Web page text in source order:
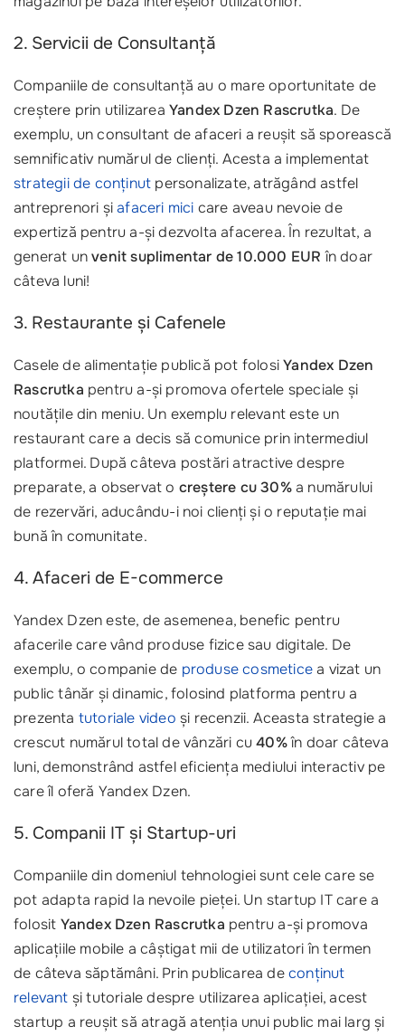
2. Servicii de Consultanță
Companiile de consultanță au o mare oportunitate de
creștere prin utilizarea Yandex Dzen Rascrutka. De
exemplu, un consultant de afaceri a reușit să sporească
semnificativ numărul de clienți. Acesta a implementat
strategii de conținut personalizate, atrăgând astfel
antreprenori șiafaceri mici care aveau nevoie de
expertiză pentru a-și dezvolta afacerea. În rezultat, a
generat unvenit suplimentar de 10.000 EUR în doar
câteva luni!
3. Restaurante și Cafenele
Casele de alimentație publică pot folosiYandex Dzen
Rascrutka pentru a-și promova ofertele speciale și
noutățile din meniu. Un exemplu relevant este un
restaurant care a decis să comunice prin intermediul
platformei. După câteva postări atractive despre
preparate, a observat o creștere cu 30%a numărului
de rezervări, aducându-i noi clienți și o reputație mai
bună în comunitate.
4. Afaceri de E-commerce
Yandex Dzen este, de asemenea, benefic pentru
afacerile care vând produse fizice sau digitale. De
exemplu, o companie de produse cosmeticea vizat un
public tânăr și dinamic, folosind platforma pentru a
prezenta tutoriale video și recenzii. Aceasta strategie a
crescut numărul total de vânzări cu40%în doar câteva
luni, demonstrând astfel eficiența mediului interactiv pe
care îl oferă Yandex Dzen.
5. Companii IT și Startup-uri
Companiile din domeniul tehnologiei sunt cele care se
pot adapta rapid la nevoile pieței. Un startup IT care a
folosit Yandex Dzen Rascrutka pentru a-și promova
aplicațiile mobile a câștigat mii de utilizatori în termen
de câteva săptămâni. Prin publicarea deconținut
relevant și tutoriale despre utilizarea aplicației, acest
startup a reușit să atragă atenția unui public mai larg și